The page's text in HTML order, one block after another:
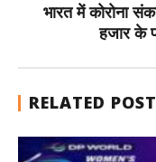
भारत में कोरोना
हजार के
RELATED